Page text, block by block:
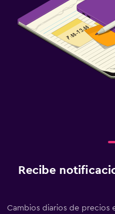
Gimnasio
Gimnasio
Recibe
Cambios diarios de precios